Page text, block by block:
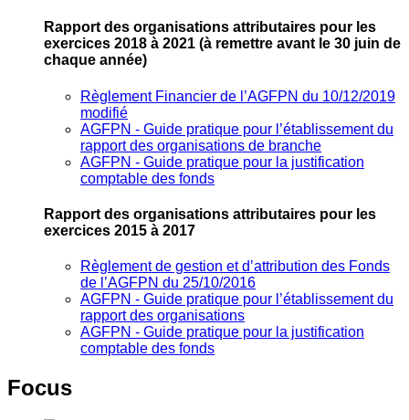
Rapport des organisations attributaires pour les
exercices 2018 à 2021 (à remettre avant le 30 juin de
chaque année)
Règlement Financier de l’AGFPN du 10/12/2019
modifié
AGFPN ‐ Guide pratique pour l’établissement du
rapport des organisations de branche
AGFPN ‐ Guide pratique pour la justification
comptable des fonds
Rapport des organisations attributaires pour les
exercices 2015 à 2017
Règlement de gestion et d’attribution des Fonds
de l’AGFPN du 25/10/2016
AGFPN ‐ Guide pratique pour l’établissement du
rapport des organisations
AGFPN ‐ Guide pratique pour la justification
comptable des fonds
Focus